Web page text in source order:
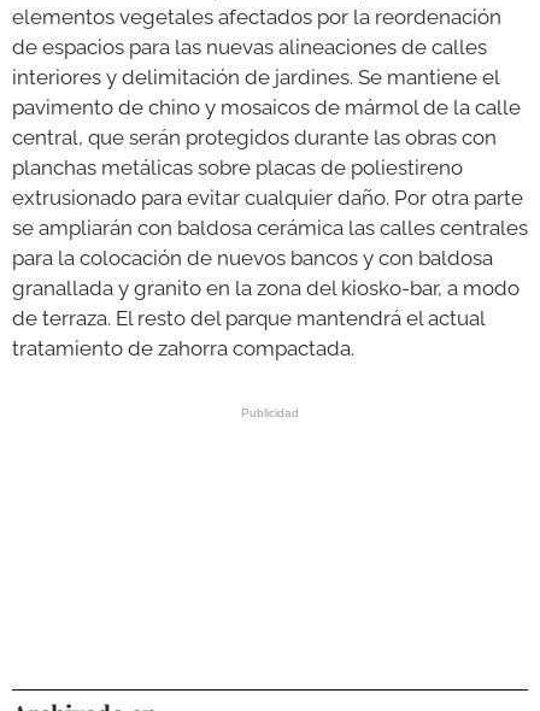
elementos vegetales afectados por la reordenación
de espacios para las nuevas alineaciones de calles
interiores y delimitación de jardines. Se mantiene el
pavimento de chino y mosaicos de mármol de la calle
central, que serán protegidos durante las obras con
planchas metálicas sobre placas de poliestireno
extrusionado para evitar cualquier daño. Por otra parte
se ampliarán con baldosa cerámica las calles centrales
para la colocación de nuevos bancos y con baldosa
granallada y granito en la zona del kiosko-bar, a modo
de terraza. El resto del parque mantendrá el actual
tratamiento de zahorra compactada.